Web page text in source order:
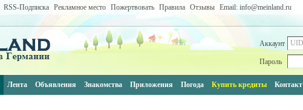
RSS-Подписка Рекламное место Пожертвовать Правила Отзывы Email: info@meinland.ru
Аккаунт
Пароль
Лента Объявления Знакомства Приложения Погода Купить кредиты Контакт